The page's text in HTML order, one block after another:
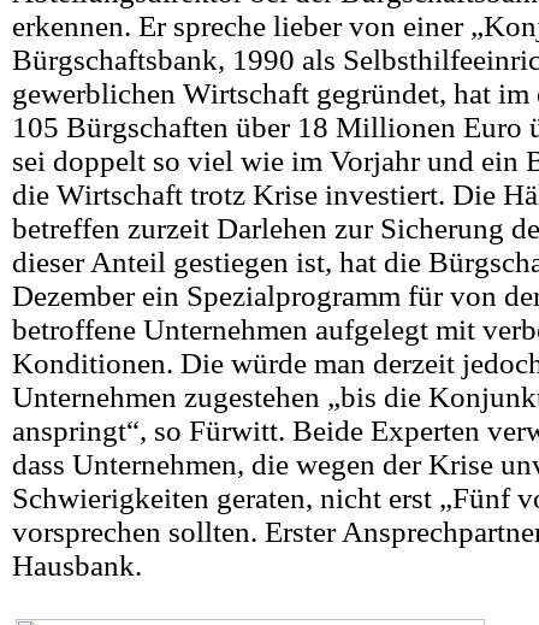
erkennen. Er spreche lieber von einer
Bürgschaftsbank, 1990 als
gewerblichen Wirtschaft gegründet, hat im
105 Bürgschaften über 18 Millionen Euro
sei doppelt so viel wie im Vorjahr und ein
die Wirtschaft trotz Krise investiert. Die
betreffen zurzeit Darlehen zur Sicherung
dieser Anteil gestiegen ist, hat die
Dezember ein Spezialprogramm für von
betroffene Unternehmen aufgelegt mit
Konditionen. Die würde man derzeit
Unternehmen zugestehen „bis die
anspringt“, so Fürwitt. Beide Experten
dass Unternehmen, die wegen der Krise
Schwierigkeiten geraten, nicht erst „Fünf
vorsprechen sollten. Erster
Hausbank.